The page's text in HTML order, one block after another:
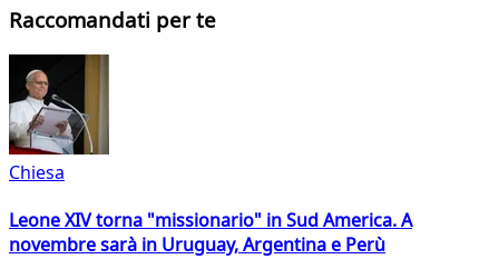
Raccomandati per te
Chiesa
Leone XIV torna "missionario" in Sud America. A
novembre sarà in Uruguay, Argentina e Perù